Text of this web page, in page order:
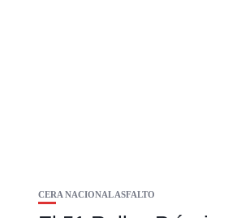
CERA NACIONAL ASFALTO